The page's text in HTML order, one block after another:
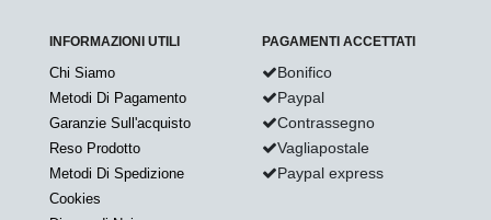
INFORMAZIONI UTILI
Chi Siamo
Metodi Di Pagamento
Garanzie Sull'acquisto
Reso Prodotto
Metodi Di Spedizione
Cookies
PAGAMENTI ACCETTATI
Bonifico
Paypal
Contrassegno
Vagliapostale
Paypal express